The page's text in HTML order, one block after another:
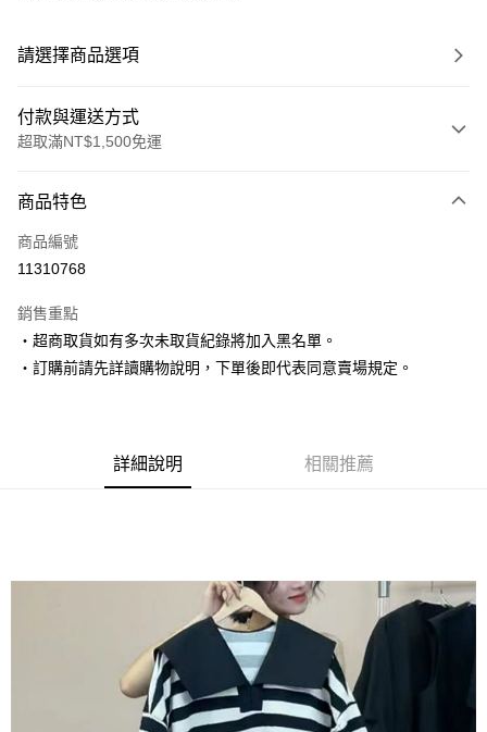
請選擇商品選項
付款與運送方式
超取滿NT$1,500免運
信用卡一次付款
超商取貨付款
Apple Pay
街口支付
１．簡單：不需註冊會員、不需綁卡、不需儲值。
２．便利：只要手機號碼，簡訊認證，即可結帳。
３．安心：先確認商品／服務後，再付款。
【「AFTEE先享後付」結帳流程】
１．於結帳方式選擇「AFTEE先享後付」後，將跳轉至「AFTEE先享後付」
結帳頁面，進行簡訊認證並確認金額後，即可完成結帳。
每筆NT$80，滿NT$1,500(含以上)免運費
商品特色
商品編號
11310768
銷售重點
‧超商取貨如有多次未取貨紀錄將加入黑名單。
‧訂購前請先詳讀購物說明，下單後即代表同意賣場規定。
詳細說明 相關推薦